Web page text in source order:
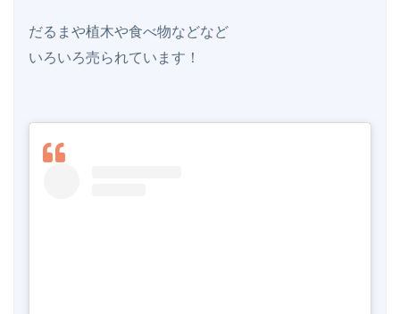
だるまや植木や食べ物などなど
いろいろ売られています！